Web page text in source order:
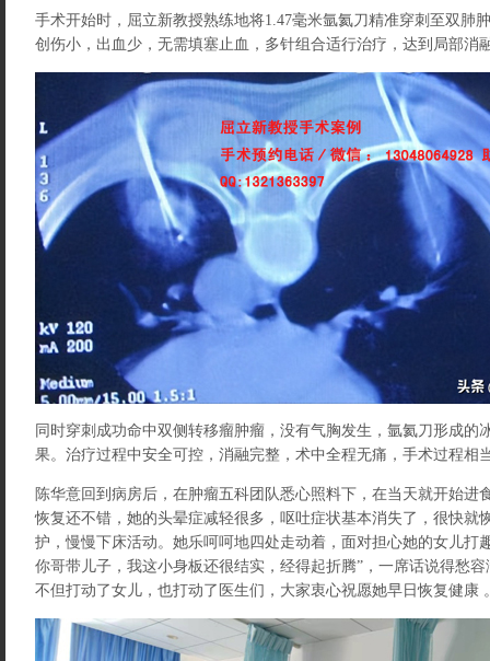
手术开始时，屈立新教授熟练地将1.47毫米氩氦刀精准穿刺至双肺
创伤小，出血少，无需填塞止血，多针组合适行治疗，达到局部消
同时穿刺成功命中双侧转移瘤肿瘤，没有气胸发生，氩氦刀形成的
果。治疗过程中安全可控，消融完整，术中全程无痛，手术过程相
陈华意回到病房后，在肿瘤五科团队悉心照料下，在当天就开始进
恢复还不错，她的头晕症减轻很多，呕吐症状基本消失了，很快就
护，慢慢下床活动。她乐呵呵地四处走动着，面对担心她的女儿打
你哥带儿子，我这小身板还很结实，经得起折腾”，一席话说得愁
不但打动了女儿，也打动了医生们，大家衷心祝愿她早日恢复健康